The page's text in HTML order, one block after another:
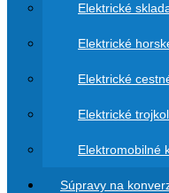
Elektrické
Elektrické
Elektrické
Elektrické
Elektromobilné
Súpravy na